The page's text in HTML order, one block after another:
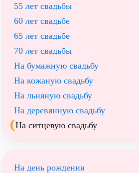
55 лет свадьбы
60 лет свадьбе
65 лет свадьбе
70 лет свадьбы
На бумажную свадьбу
На кожаную свадьбу
На льняную свадьбу
На деревянную свадьбу
На ситцевую свадьбу
На день рождения